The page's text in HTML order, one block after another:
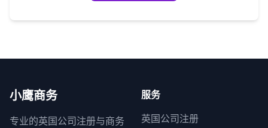
小鹰商务
专业的英国公司注册与商务
服务
英国公司注册